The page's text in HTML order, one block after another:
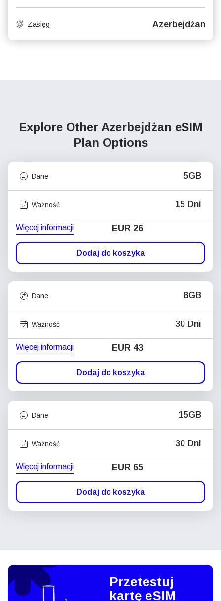
Zasięg Azerbejdżan
Explore Other Azerbejdżan eSIM
Plan Options
Dane 5GB
Ważność 15 Dni
Więcej informacji EUR 26
Dodaj do koszyka
Dane 8GB
Ważność 30 Dni
Więcej informacji EUR 43
Dodaj do koszyka
Dane 15GB
Ważność 30 Dni
Więcej informacji EUR 65
Dodaj do koszyka
Przetestuj
kartę eSIM